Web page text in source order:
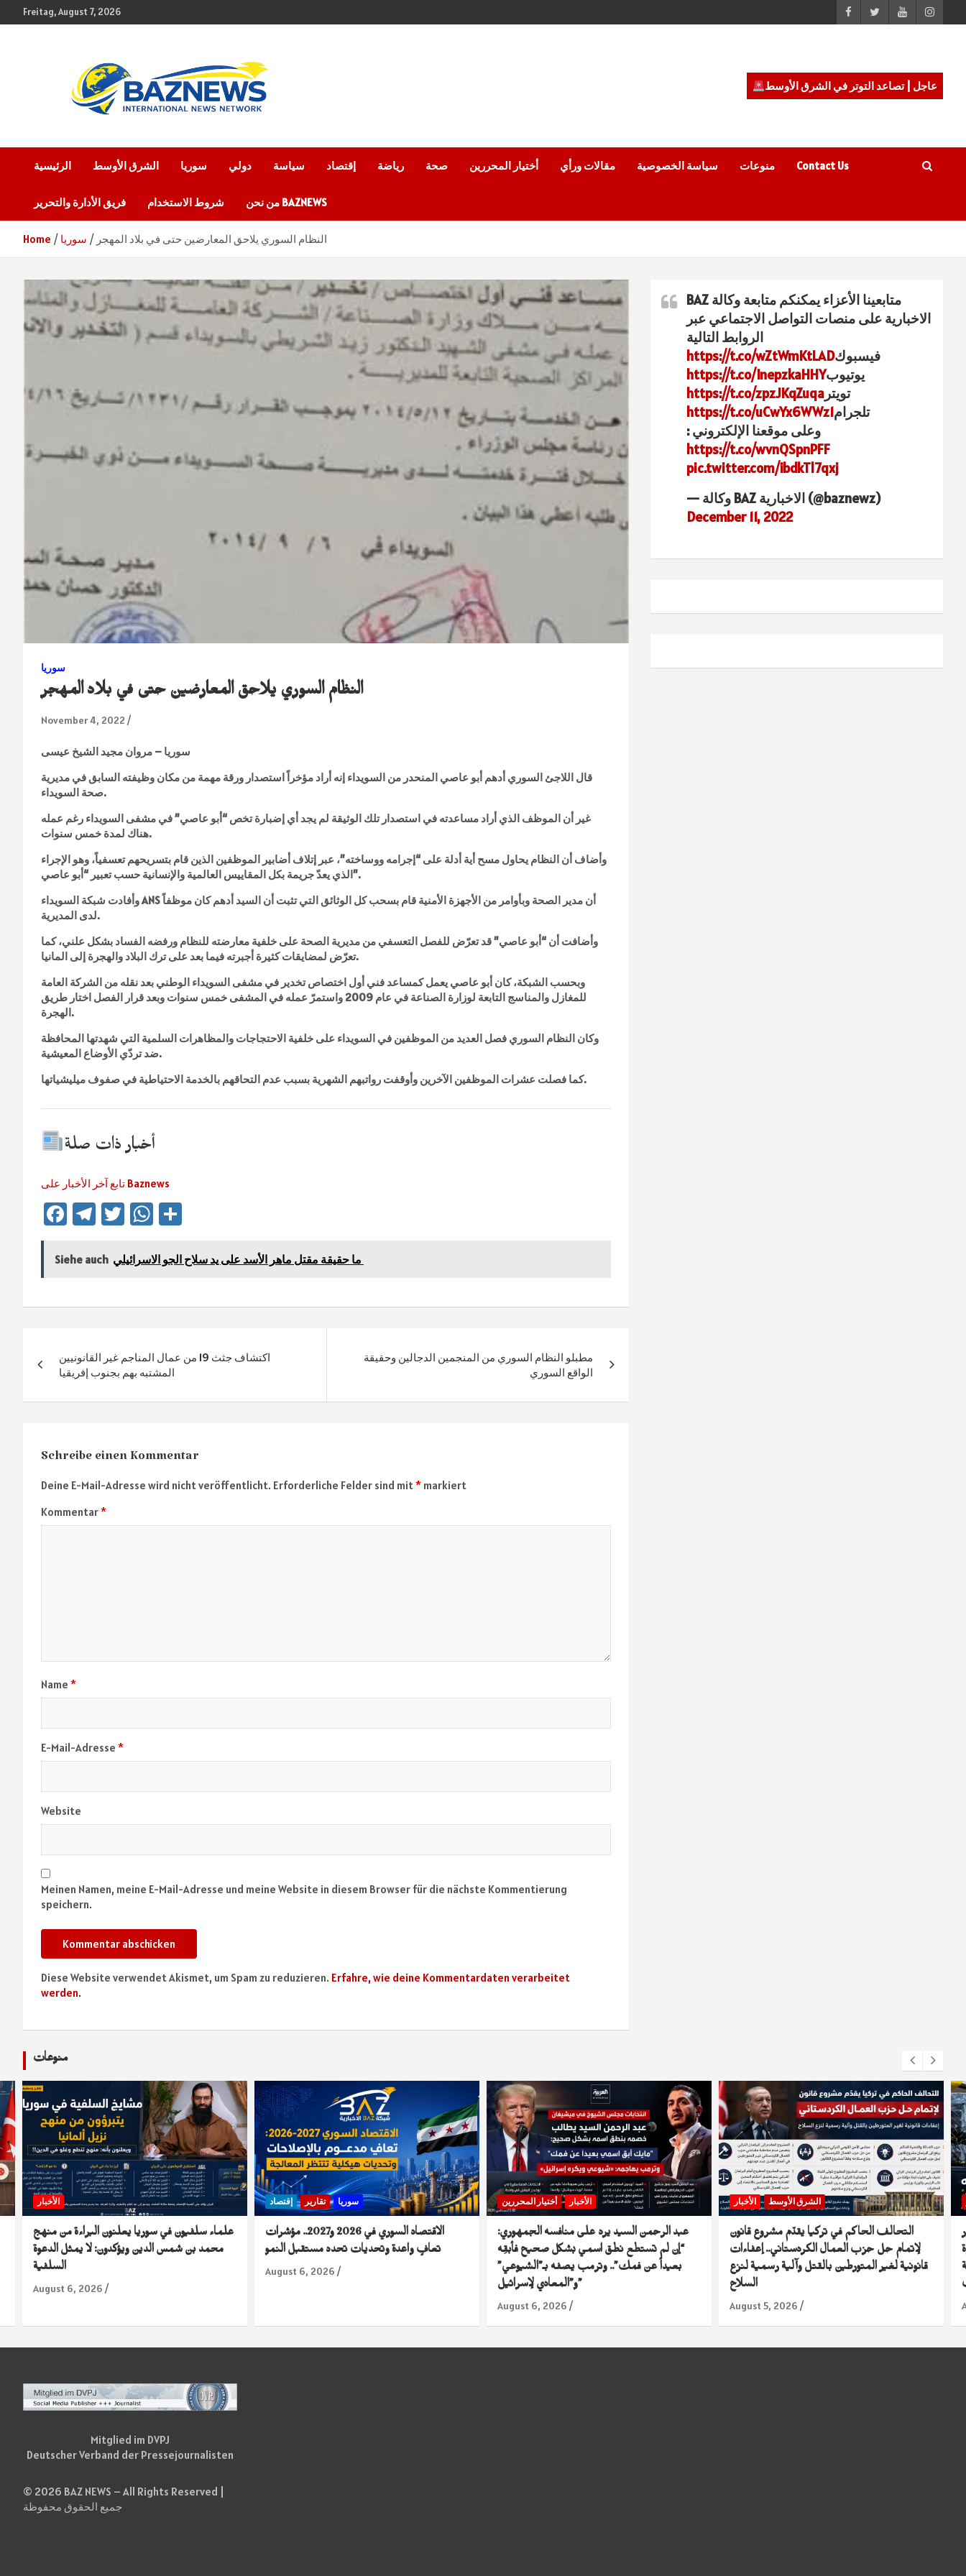
to
Freitag, August 7, 2026
BAZNEWS
عاجل | تصاعد التوتر في الشرق الأوسط
الرئيسية الشرق الأوسط سوريا دولي سياسة إقتصاد رياضة صحة أختيار المحررين مقالات ورأي سياسة الخصوصية منوعات Contact Us
فريق الأدارة والتحرير شروط الاستخدام من نحن BAZNEWS
Home سوريا النظام السوري يلاحق المعارضين حتى في بلاد المهجر
سوريا
النظام السوري يلاحق المعارضين حتى في بلاد المهجر
November 4, 2022
قال اللاجئ السوري أدهم أبو عاصي المنحدر من السويداء إنه أراد مؤخراً استصدار ورقة مهمة من مكان وظيفته السابق في مديرية
صحة السويداء.
غير أن الموظف الذي أراد مساعدته في استصدار تلك الوثيقة لم يجد أي إضبارة تخص “أبو عاصي” في مشفى السويداء رغم عمله
هناك لمدة خمس سنوات.
وأضاف أن النظام يحاول مسح أية أدلة على “إجرامه ووساخته”، عبر إتلاف أضابير الموظفين الذين قام بتسريحهم تعسفياً، وهو الإجراء
الذي يعدّ جريمة بكل المقاييس العالمية والإنسانية حسب تعبير “أبو عاصي”.
وأفادت شبكة السويداء ANS أن مدير الصحة وبأوامر من الأجهزة الأمنية قام بسحب كل الوثائق التي تثبت أن السيد أدهم كان موظفاً
لدى المديرية.
وأضافت أن “أبو عاصي” قد تعرّض للفصل التعسفي من مديرية الصحة على خلفية معارضته للنظام ورفضه الفساد بشكل علني، كما
تعرّض لمضايقات كثيرة أجبرته فيما بعد على ترك البلاد والهجرة إلى المانيا.
وبحسب الشبكة، كان أبو عاصي يعمل كمساعد فني أول اختصاص تخدير في مشفى السويداء الوطني بعد نقله من الشركة العامة
للمغازل والمناسج التابعة لوزارة الصناعة في عام 2009 واستمرّ عمله في المشفى خمس سنوات وبعد قرار الفصل اختار طريق
الهجرة.
وكان النظام السوري فصل العديد من الموظفين في السويداء على خلفية الاحتجاجات والمظاهرات السلمية التي شهدتها المحافظة
ضد تردّي الأوضاع المعيشية.
كما فصلت عشرات الموظفين الآخرين وأوقفت رواتبهم الشهرية بسبب عدم التحاقهم بالخدمة الاحتياطية في صفوف ميليشياتها.
أخبار ذات صلة
تابع آخر الأخبار على Baznews
Fa
b
ok
Te
gr
m
T
tt
W
at
p
n
Siehe auch
اكتشاف جثث 19 من عمال المناجم غير القانونيين
المشتبه بهم بجنوب إفريقيا
مطبلو النظام السوري من المنجمين الدجالين وحقيقة
الواقع السوري
Schreibe einen Kommentar
Deine E-Mail-Adresse wird nicht veröffentlicht. Erforderliche Felder sind mit* markiert
Kommentar*
Name *
E-Mail-Adresse *
Website
Meinen Namen, meine E-Mail-Adresse und meine Website in diesem Browser für die nächste Kommentierung
speichern.
Diese Website verwendet Akismet, um Spam zu reduzieren. Erfahre, wie deine Kommentardaten verarbeitet
werden.
متابعينا الأعزاء يمكنكم متابعة وكالة BAZ
الاخبارية على منصات التواصل الاجتماعي عبر
الروابط التالية
فيسبوكhttps://t.co/wZtWmKtLAD
يوتيوبhttps://t.co/InepzkaHHY
تويتر https://t.co/zpzJKqZuqa
تلجرامhttps://t.co/uCwYx6WWz1
وعلى موقعنا الإلكتروني :
https://t.co/wvnQSpnPFF
pic.twitter.com/ibdkTl7qxj
— وكالة BAZ الاخبارية (@baznewz)
December 11, 2022
منوعات
الأخبار
علماء سلفيون في سوريا يعلنون البراءة من منهج
محمد بن شمس الدين ويؤكدون: لا يمثل الدعوة
السلفية
August 6, 2026
إقتصاد تقارير سوريا
الاقتصاد السوري في 2026 و2027.. مؤشرات
تعافٍ واعدة وتحديات تحدد مستقبل النمو
August 6, 2026
أختيار المحررين الأخبار
عبد الرحمن السيد يرد على منافسه الجمهوري:
“إن لم تستطع نطق اسمي بشكل صحيح فأبقِه
بعيداً عن فمك”.. وترمب يصفه بـ”الشيوعي”
August 6, 2026
الأخبار الشرق الأوسط
التحالف الحاكم في تركيا يقدّم مشروع قانون
لإتمام حل حزب العمال الكردستاني.. إعفاءات
قانونية لغير المتورطين بالقتل وآلية رسمية لنزع
السلاح
August 5, 2026
Mitglied im DVPJ
Deutscher Verband der Pressejournalisten
© 2026 BAZ NEWS – All Rights Reserved |
جميع الحقوق محفوظة